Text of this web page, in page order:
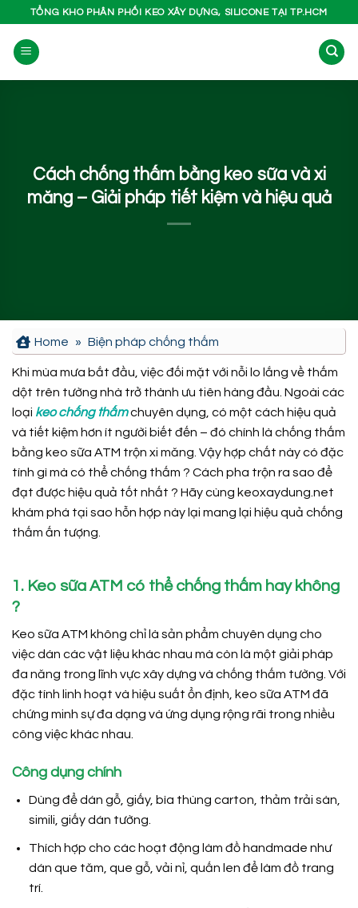
nội
dung
TỔNG KHO PHÂN PHỐI KEO XÂY DỰNG, SILICONE TẠI TP.HCM
Cách chống thấm bằng keo sữa và xi
măng – Giải pháp tiết kiệm và hiệu quả
Home » Biện pháp chống thấm
Khi mùa mưa bắt đầu, việc đối mặt với nỗi lo lắng về thấm
dột trên tường nhà trở thành ưu tiên hàng đầu. Ngoài các
loại keo chống thấmchuyên dụng, có một cách hiệu quả
và tiết kiệm hơn ít người biết đến – đó chính là chống thấm
bằng keo sữa ATM trộn xi măng. Vậy hợp chất này có đặc
tính gì mà có thể chống thấm ? Cách pha trộn ra sao để
đạt được hiệu quả tốt nhất ? Hãy cùng keoxaydung.net
khám phá tại sao hỗn hợp này lại mang lại hiệu quả chống
thấm ấn tượng.
1. Keo sữa ATM có thể chống thấm hay không
?
Keo sữa ATM không chỉ là sản phẩm chuyên dụng cho
việc dán các vật liệu khác nhau mà còn là một giải pháp
đa năng trong lĩnh vực xây dựng và chống thấm tường. Với
đặc tính linh hoạt và hiệu suất ổn định, keo sữa ATM đã
chứng minh sự đa dạng và ứng dụng rộng rãi trong nhiều
công việc khác nhau.
Công dụng chính
Dùng để dán gỗ, giấy, bìa thùng carton, thảm trải sàn,
simili, giấy dán tường.
Thích hợp cho các hoạt động làm đồ handmade như
dán que tăm, que gỗ, vải nỉ, quấn len để làm đồ trang
trí.